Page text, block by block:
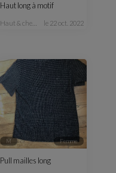
Haut long à motif
haut & chemisier le 22 oct. 2022
M femme
Pull mailles long